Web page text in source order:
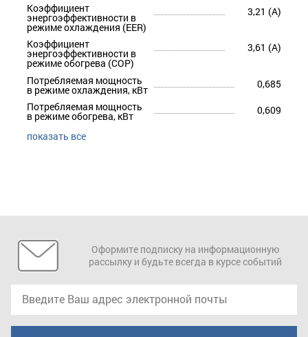
Коэффициент
энергоэффективности в
режиме охлаждения (EER)
3,21 (A)
Коэффициент
энергоэффективности в
режиме обогрева (COP)
3,61 (A)
Потребляемая мощность
в режиме охлаждения, кВт
0,685
Потребляемая мощность
в режиме обогрева, кВт 0,609
показать все
Оформите подписку на информационную
рассылку и будьте всегда в курсе событий